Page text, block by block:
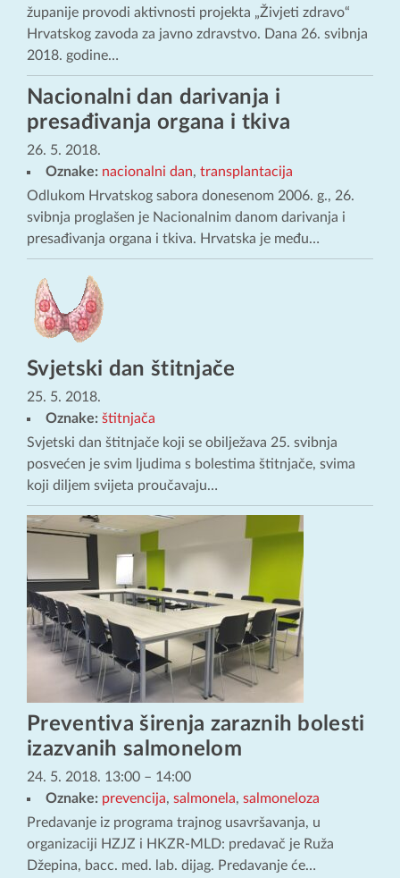
županije provodi aktivnosti projekta „Živjeti zdravo“
Hrvatskog zavoda za javno zdravstvo. Dana 26. svibnja
2018. godine…
Nacionalni dan darivanja i
presađivanja organa i tkiva
26. 5. 2018.
Oznake: nacionalni dan, transplantacija
Odlukom Hrvatskog sabora donesenom 2006. g., 26.
svibnja proglašen je Nacionalnim danom darivanja i
presađivanja organa i tkiva. Hrvatska je među…
Svjetski dan štitnjače
25. 5. 2018.
Oznake: štitnjača
Svjetski dan štitnjače koji se obilježava 25. svibnja
posvećen je svim ljudima s bolestima štitnjače, svima
koji diljem svijeta proučavaju…
Preventiva širenja zaraznih bolesti
izazvanih salmonelom
24. 5. 2018. 13:00 – 14:00
Oznake: prevencija, salmonela, salmoneloza
Predavanje iz programa trajnog usavršavanja, u
organizaciji HZJZ i HKZR-MLD: predavač je Ruža
Džepina, bacc. med. lab. dijag. Predavanje će…